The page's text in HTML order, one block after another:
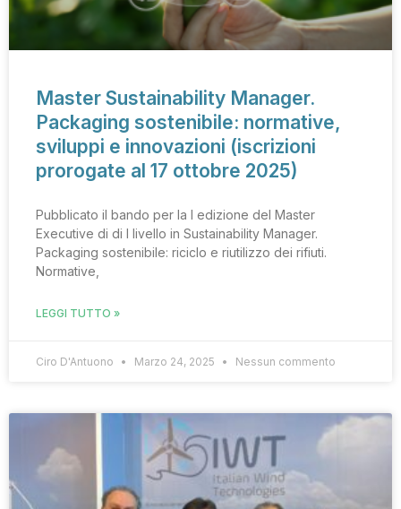
Master Sustainability Manager.
Packaging sostenibile: normative,
sviluppi e innovazioni (iscrizioni
prorogate al 17 ottobre 2025)
Pubblicato il bando per la I edizione del Master
Executive di di I livello in Sustainability Manager.
Packaging sostenibile: riciclo e riutilizzo dei rifiuti.
Normative,
LEGGI TUTTO »
Ciro D'Antuono Marzo 24, 2025 Nessun commento